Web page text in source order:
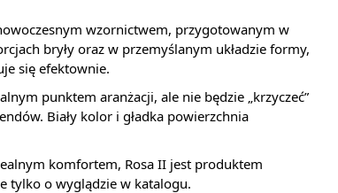
wzornictwem, przygotowanym w
bryły oraz w przemyślanym układzie formy,
się efektownie.
punktem aranżacji, ale nie będzie „krzyczeć”
Biały kolor i gładka powierzchnia
komfortem, Rosa II jest produktem
tylko o wyglądzie w katalogu.